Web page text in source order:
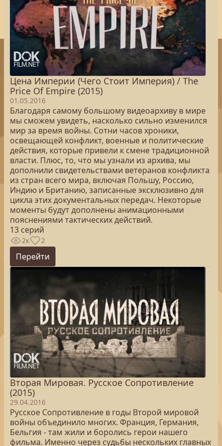
Цена Империи (Чего Стоит Империя) / The
Price Of Empire (2015)
01.05.2016
Благодаря самому большому видеоархиву в мире
мы сможем увидеть, насколько сильно изменился
мир за время войны. Сотни часов хроники,
освещающей конфликт, военные и политические
действия, которые привели к смене традиционной
власти. Плюс, то, что мы узнали из архива, мы
дополнили свидетельствами ветеранов конфликта
из стран всего мира, включая Польшу, Россию,
Индию и Британию, записанные эксклюзивно для
цикла этих документальных передач. Некоторые
моменты будут дополнены анимационными
пояснениями тактических действий.
13 серий
2к 2
Перейти
Вторая Мировая. Русское Сопротивление
(2015)
29.04.2016
Русское Сопротивление в годы Второй мировой
войны объединило многих. Франция, Германия,
Бельгия - там жили и боролись герои нашего
фильма. Именно через судьбы нескольких главных